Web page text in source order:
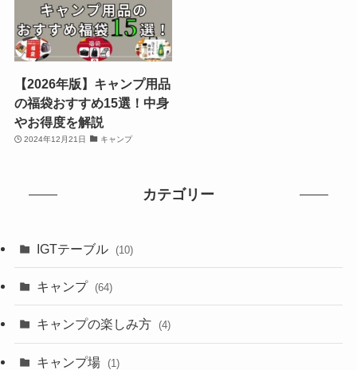
【2026年版】キャンプ用品
の福袋おすすめ15選！中身
やお得度を解説
2024年12月21日 キャンプ
カテゴリー
IGTテーブル (10)
キャンプ (64)
キャンプの楽しみ方 (4)
キャンプ場 (1)